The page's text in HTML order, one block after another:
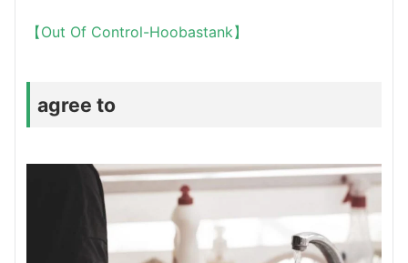
【Out Of Control-Hoobastank】
agree to